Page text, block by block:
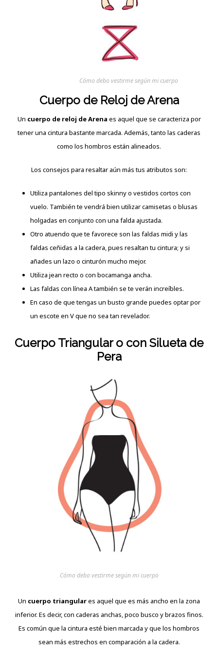
Cómo debo vestirme según mi cuerpo
Cuerpo de Reloj de Arena
Un cuerpo de reloj de Arena es aquel que se caracteriza por
tener una cintura bastante marcada. Además, tanto las caderas
como los hombros están alineados.
Los consejos para resaltar aún más tus atributos son:
Utiliza pantalones del tipo skinny o vestidos cortos con
vuelo. También te vendrá bien utilizar camisetas o blusas
holgadas en conjunto con una falda ajustada.
Otro atuendo que te favorece son las faldas midi y las
faldas ceñidas a la cadera, pues resaltan tu cintura; y si
añades un lazo o cinturón mucho mejor.
Utiliza jean recto o con bocamanga ancha.
Las faldas con línea A también se te verán increíbles.
En caso de que tengas un busto grande puedes optar por
un escote en V que no sea tan revelador.
Cuerpo Triangular o con Silueta de
Pera
Cómo debo vestirme según mi cuerpo
Un cuerpo triangulares aquel que es más ancho en la zona
inferior. Es decir, con caderas anchas, poco busco y brazos finos.
Es común que la cintura esté bien marcada y que los hombros
sean más estrechos en comparación a la cadera.